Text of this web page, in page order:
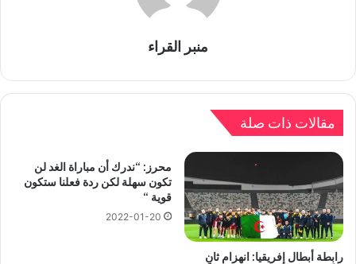
منبر القراء
مقالات ذات صلة
رابطة أبطال إفريقيا: انهزام ثانٍ
محرز: “ندرك أن مباراة الغد لن
تكون سهلة لكن ردة فعلنا ستكون
قوية “
2022-01-20